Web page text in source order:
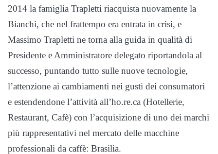
2014 la famiglia Trapletti riacquista nuovamente la
Bianchi, che nel frattempo era entrata in crisi, e
Massimo Trapletti ne torna alla guida in qualità di
Presidente e Amministratore delegato riportandola al
successo, puntando tutto sulle nuove tecnologie,
l’attenzione ai cambiamenti nei gusti dei consumatori
e estendendone l’attività all’ho.re.ca (Hotellerie,
Restaurant, Cafè) con l’acquisizione di uno dei marchi
più rappresentativi nel mercato delle macchine
professionali da caffè: Brasilia.